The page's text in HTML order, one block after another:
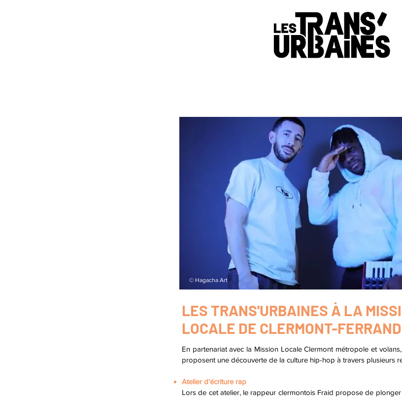
© Hagacha Art
LES TRANS'URBAINES À LA
LOCALE DE CLERMONT-FERRAND
En partenariat avec la Mission Locale Clermont métropole et
proposent une découverte de la culture hip-hop à travers plusieurs
Atelier d'écriture rap
Lors de cet atelier, le rappeur clermontois Fraid propose de